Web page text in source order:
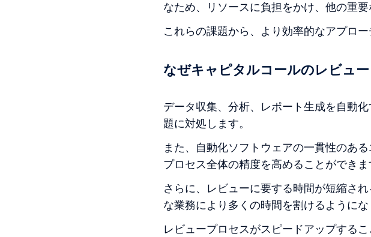
なため、リソースに負担をかけ、他の重
これらの課題から、より効率的なアプロー
なぜキャピタルコールのレビュー
データ収集、分析、レポート生成を自動
題に対処します。
また、自動化ソフトウェアの一貫性のあ
プロセス全体の精度を高めることができま
さらに、レビューに要する時間が短縮さ
な業務により多くの時間を割けるようにな
レビュープロセスがスピードアップする